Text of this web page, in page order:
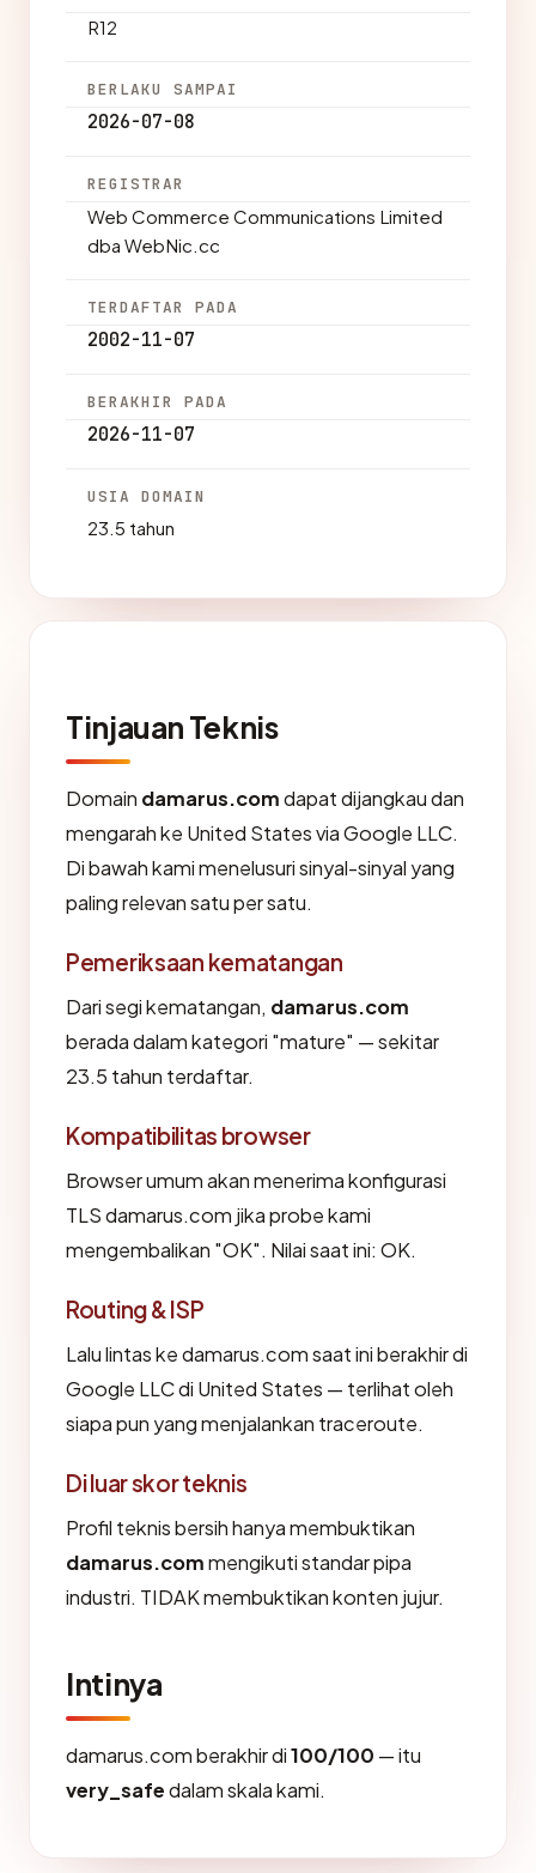
R12
BERLAKU SAMPAI
2026-07-08
REGISTRAR
Web Commerce Communications Limited
dba WebNic.cc
TERDAFTAR PADA
2002-11-07
BERAKHIR PADA
2026-11-07
USIA DOMAIN
23.5 tahun
Tinjauan Teknis
Domain damarus.comdapat dijangkau dan
mengarah ke United States via Google LLC.
Di bawah kami menelusuri sinyal-sinyal yang
paling relevan satu per satu.
Pemeriksaan kematangan
Dari segi kematangan, damarus.com
berada dalam kategori "mature" — sekitar
23.5 tahun terdaftar.
Kompatibilitas browser
Browser umum akan menerima konfigurasi
TLS damarus.com jika probe kami
mengembalikan "OK". Nilai saat ini: OK.
Routing & ISP
Lalu lintas ke damarus.com saat ini berakhir di
Google LLC di United States — terlihat oleh
siapa pun yang menjalankan traceroute.
Di luar skor teknis
Profil teknis bersih hanya membuktikan
damarus.commengikuti standar pipa
industri. TIDAK membuktikan konten jujur.
Intinya
damarus.com berakhir di100/100 — itu
very_safedalam skala kami.